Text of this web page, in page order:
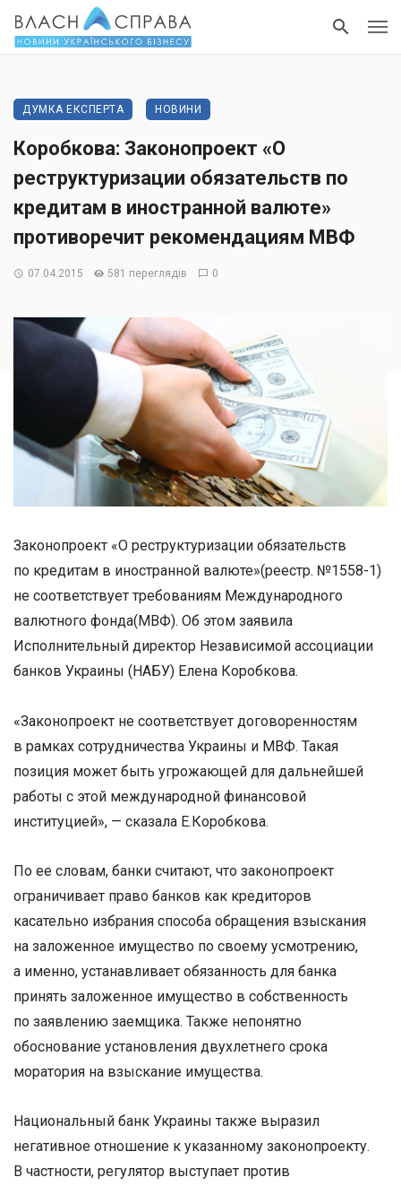
ДУМКА ЕКСПЕРТА НОВИНИ
Коробкова: Законопроект «О
реструктуризации обязательств по
кредитам в иностранной валюте»
противоречит рекомендациям МВФ
07.04.2015 581 переглядів 0
Законопроект «О реструктуризации обязательств
по кредитам в иностранной валюте»(реестр. №1558-1)
не соответствует требованиям Международного
валютного фонда(МВФ). Об этом заявила
Исполнительный директор Независимой ассоциации
банков Украины (НАБУ) Елена Коробкова.
«Законопроект не соответствует договоренностям
в рамках сотрудничества Украины и МВФ. Такая
позиция может быть угрожающей для дальнейшей
работы с этой международной финансовой
институцией», — сказала Е.Коробкова.
По ее словам, банки считают, что законопроект
ограничивает право банков как кредиторов
касательно избрания способа обращения взыскания
на заложенное имущество по своему усмотрению,
а именно, устанавливает обязанность для банка
принять заложенное имущество в собственность
по заявлению заемщика. Также непонятно
обоснование установления двухлетнего срока
моратория на взыскание имущества.
Национальный банк Украины также выразил
негативное отношение к указанному законопроекту.
В частности, регулятор выступает против